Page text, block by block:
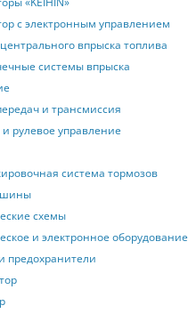
с электронным управлением
впрыска топлива
системы впрыска
и трансмиссия
рулевое управление
система тормозов
шины
схемы
и электронное оборудование
предохранители